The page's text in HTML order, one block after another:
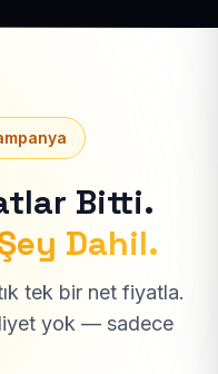
Bitti.
Dahil.
tek bir net fiyatla.
yok — sadece